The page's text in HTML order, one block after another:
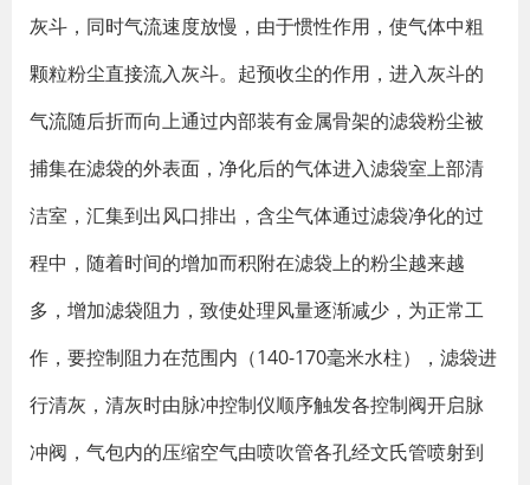
灰斗，同时气流速度放慢，由于惯性作用，使气体中粗
颗粒粉尘直接流入灰斗。起预收尘的作用，进入灰斗的
气流随后折而向上通过内部装有金属骨架的滤袋粉尘被
捕集在滤袋的外表面，净化后的气体进入滤袋室上部清
洁室，汇集到出风口排出，含尘气体通过滤袋净化的过
程中，随着时间的增加而积附在滤袋上的粉尘越来越
多，增加滤袋阻力，致使处理风量逐渐减少，为正常工
作，要控制阻力在范围内（140-170毫米水柱），滤袋进
行清灰，清灰时由脉冲控制仪顺序触发各控制阀开启脉
冲阀，气包内的压缩空气由喷吹管各孔经文氏管喷射到